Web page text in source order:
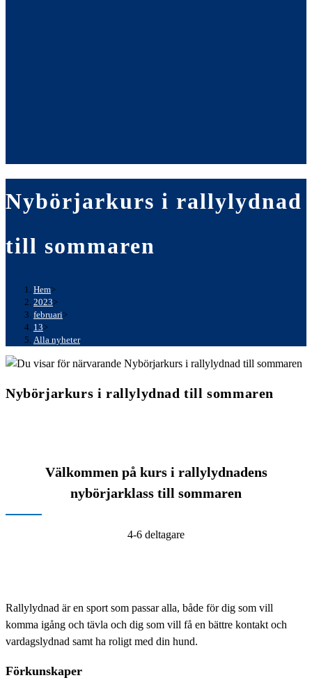
Nybörjarkurs i rallylydnad
till sommaren
Hem>
2023>
februari>
13>
Alla nyheter
Nybörjarkurs i rallylydnad till sommaren
Välkommen på kurs i rallylydnadens
nybörjarklass till sommaren
4-6 deltagare
Rallylydnad är en sport som passar alla, både för dig som vill
komma igång och tävla och dig som vill få en bättre kontakt och
vardagslydnad samt ha roligt med din hund.
Förkunskaper